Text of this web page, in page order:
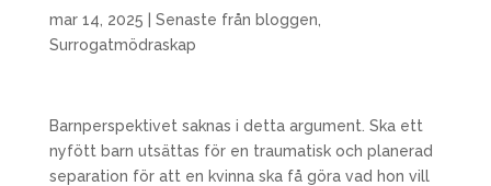
mar 14, 2025 Senaste från bloggen
Surrogatmödraskap
Barnperspektivet saknas i detta argument. Ska ett
nyfött barn utsättas för en traumatisk och planerad
separation för att en kvinna ska få göra vad hon vill